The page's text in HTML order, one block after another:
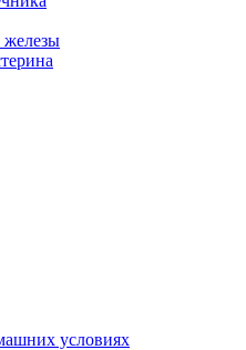
железы
условиях